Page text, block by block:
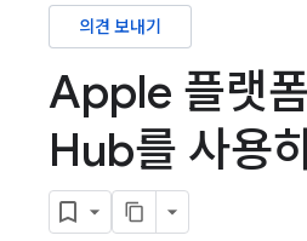
의견 보내기
Apple 플랫
Hub를 사용